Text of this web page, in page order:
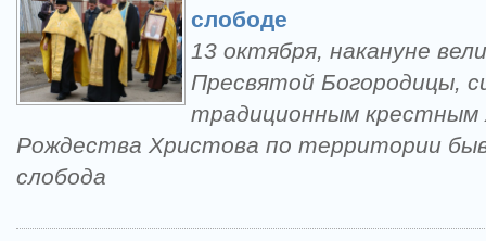
слободе
13 октября, накануне
Пресвятой Богородицы,
традиционным крестным
Рождества Христова по территории
слобода